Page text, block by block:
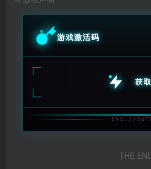
游戏激活码
获
SYS://
THE